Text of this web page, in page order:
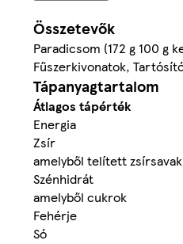
Összetevők
Paradicsom (172 g 100 g
Fűszerkivonatok,
Tápanyagtartalom
Átlagos tápérték
Energia
Zsír
amelyből telített zsírsavak
Szénhidrát
amelyből cukrok
Fehérje
Só